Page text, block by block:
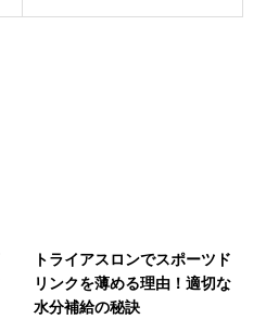
トライアスロンでスポーツド
リンクを薄める理由！適切な
水分補給の秘訣